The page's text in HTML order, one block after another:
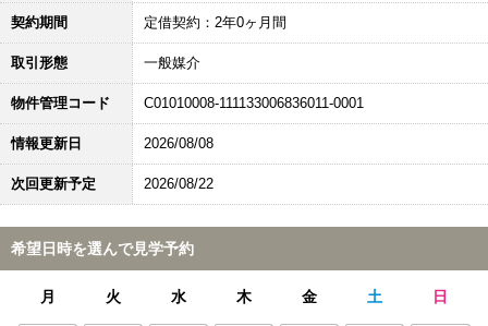
契約期間 定借契約：2年0ヶ月間
取引形態 一般媒介
物件管理コード C01010008-111133006836011-0001
情報更新日 2026/08/08
次回更新予定 2026/08/22
希望日時を選んで見学予約
月 火 水 木 金 土 日